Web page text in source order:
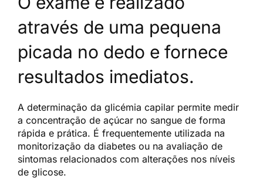
através de uma pequena
picada no dedo e fornece
resultados imediatos.
A determinação da glicémia capilar permite medir
a concentração de açúcar no sangue de forma
rápida e prática. É frequentemente utilizada na
monitorização da diabetes ou na avaliação de
sintomas relacionados com alterações nos níveis
de glicose.